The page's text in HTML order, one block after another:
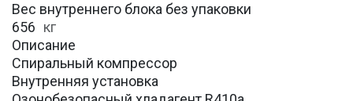
Вес внутреннего блока без упаковки
656 кг
Описание
Спиральный компрессор
Внутренняя установка